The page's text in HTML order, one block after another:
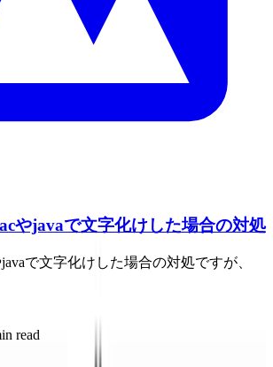
やjavaで文字化けした場合の対処
で文字化けした場合の対処ですが、
read